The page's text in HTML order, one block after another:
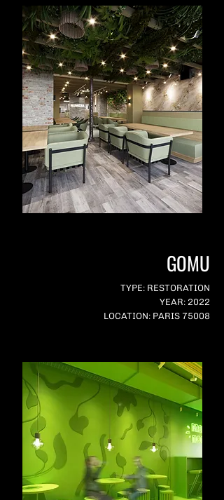
GOMU
TYPE: RESTORATION
YEAR: 2022
LOCATION: PARIS 75008